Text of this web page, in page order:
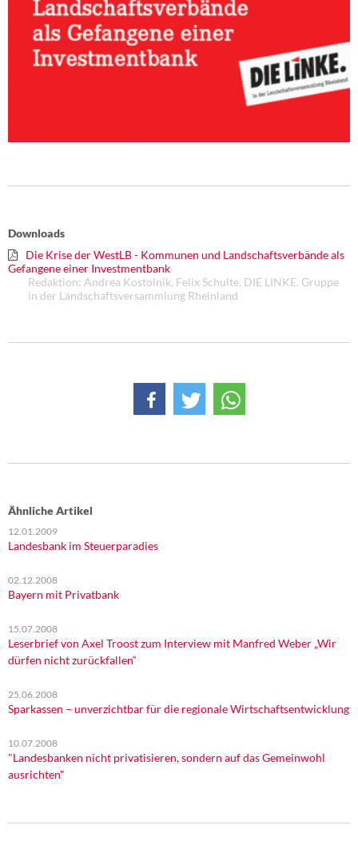
Kontakt
Downloads
Die Krise der WestLB - Kommunen und Landschaftsverbände als
Gefangene einer Investmentbank
Redaktion: Andrea Kostolnik, Felix Schulte, DIE LINKE. Gruppe
in der Landschaftsversammlung Rheinland
Ähnliche Artikel
12.01.2009
Landesbank im Steuerparadies
02.12.2008
Bayern mit Privatbank
15.07.2008
Leserbrief von Axel Troost zum Interview mit Manfred Weber „Wir
dürfen nicht zurückfallen“
25.06.2008
Sparkassen – unverzichtbar für die regionale Wirtschaftsentwicklung
10.07.2008
"Landesbanken nicht privatisieren, sondern auf das Gemeinwohl
ausrichten"